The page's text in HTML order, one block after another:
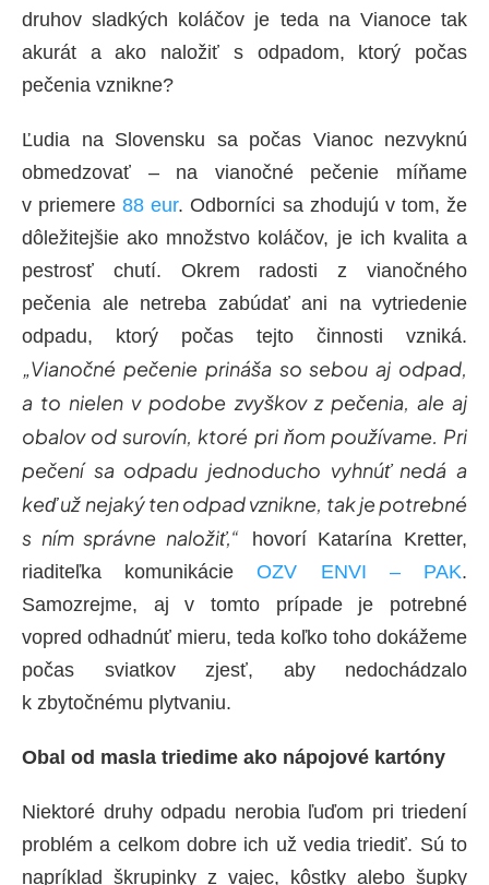
druhov sladkých koláčov je teda na Vianoce tak
akurát a ako naložiť s odpadom, ktorý počas
pečenia vznikne?
Ľudia na Slovensku sa počas Vianoc nezvyknú
obmedzovať – na vianočné pečenie míňame
v priemere88 eur. Odborníci sa zhodujú v tom, že
dôležitejšie ako množstvo koláčov, je ich kvalita a
pestrosť chutí. Okrem radosti z vianočného
pečenia ale netreba zabúdať ani na vytriedenie
odpadu, ktorý počas tejto činnosti vzniká.
„Vianočné pečenie prináša so sebou aj odpad,
a to nielen v podobe zvyškov z pečenia, ale aj
obalov od surovín, ktoré pri ňom používame. Pri
pečení sa odpadu jednoducho vyhnúť nedá a
keď už nejaký ten odpad vznikne, tak je potrebné
s ním správne naložiť,“ hovorí Katarína Kretter,
riaditeľka komunikácieOZV ENVI – PAK.
Samozrejme, aj v tomto prípade je potrebné
vopred odhadnúť mieru, teda koľko toho dokážeme
počas sviatkov zjesť, aby nedochádzalo
k zbytočnému plytvaniu.
Obal od masla triedime ako nápojové kartóny
Niektoré druhy odpadu nerobia ľuďom pri triedení
problém a celkom dobre ich už vedia triediť. Sú to
napríklad škrupinky z vajec, kôstky alebo šupky